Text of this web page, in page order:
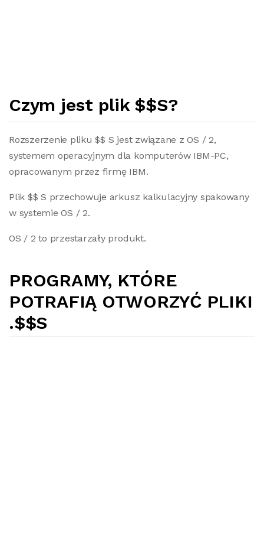
Czym jest plik $$S?
Rozszerzenie pliku $$ S jest związane z OS / 2,
systemem operacyjnym dla komputerów IBM-PC,
opracowanym przez firmę IBM.
Plik $$ S przechowuje arkusz kalkulacyjny spakowany
w systemie OS / 2.
OS / 2 to przestarzały produkt.
PROGRAMY, KTÓRE
POTRAFIĄ OTWORZYĆ PLIKI
.$$S